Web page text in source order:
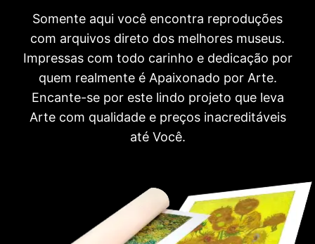
Somente aqui você encontra reproduções
com arquivos direto dos melhores museus.
Impressas com todo carinho e dedicação por
quem realmente é Apaixonado por Arte.
Encante-se por este lindo projeto que leva
Arte com qualidade e preços inacreditáveis
até Você.